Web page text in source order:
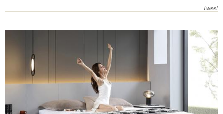
Tweet